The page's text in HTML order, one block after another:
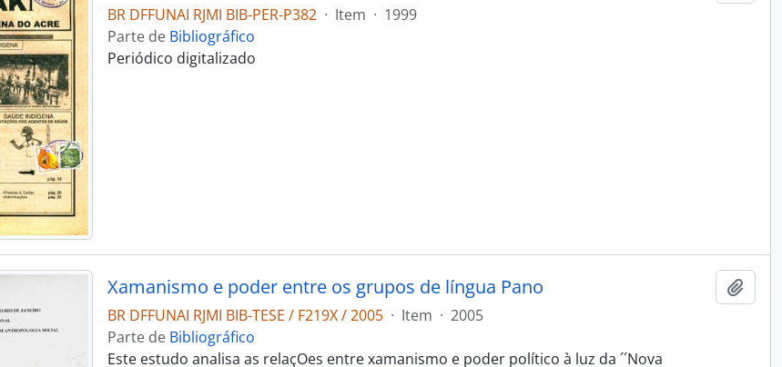
BR DFFUNAI RJMI BIB-PER-P382 · Item · 1999
Parte de Bibliográfico
Periódico digitalizado
Xamanismo e poder entre os grupos de língua Pano
BR DFFUNAI RJMI BIB-TESE / F219X / 2005 · Item · 2005
Parte de Bibliográfico
Este estudo analisa as relaçOes entre xamanismo e poder político à luz da ´´Nova